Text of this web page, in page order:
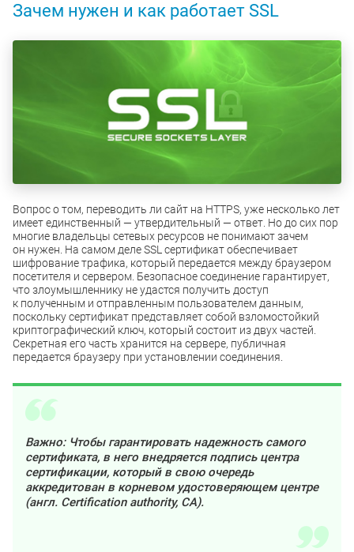
Зачем нужен и как работает SSL
Вопрос о том, переводить ли сайт на HTTPS, уже несколько лет
имеет единственный — утвердительный — ответ. Но до сих пор
многие владельцы сетевых ресурсов не понимают зачем
он нужен. На самом деле SSL сертификат обеспечивает
шифрование трафика, который передается между браузером
посетителя и сервером. Безопасное соединение гарантирует,
что злоумышленнику не удастся получить доступ
к полученным и отправленным пользователем данным,
поскольку сертификат представляет собой взломостойкий
криптографический ключ, который состоит из двух частей.
Секретная его часть хранится на сервере, публичная
передается браузеру при установлении соединения.
Важно: Чтобы гарантировать надежность самого
сертификата, в него внедряется подпись центра
сертификации, который в свою очередь
аккредитован в корневом удостоверяющем центре
(англ. Certification authority, CA).